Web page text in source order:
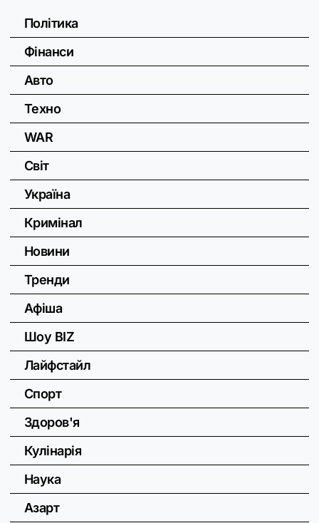
Політика
Фінанси
Авто
Техно
WAR
Світ
Україна
Кримінал
Новини
Тренди
Афіша
Шоу BIZ
Лайфстайл
Спорт
Здоров'я
Кулінарія
Наука
Азарт